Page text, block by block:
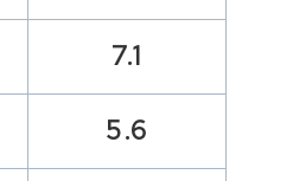
7.1
5.6